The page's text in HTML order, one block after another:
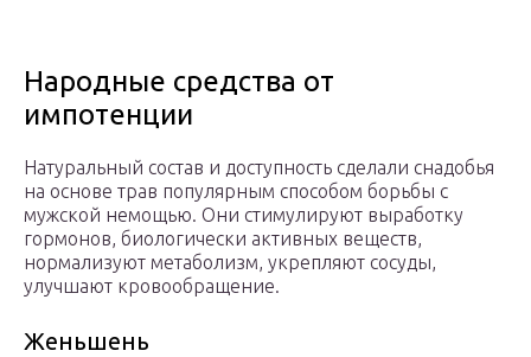
Народные средства от
импотенции
Натуральный состав и доступность сделали снадобья
на основе трав популярным способом борьбы с
мужской немощью. Они стимулируют выработку
гормонов, биологически активных веществ,
нормализуют метаболизм, укрепляют сосуды,
улучшают кровообращение.
Женьшень